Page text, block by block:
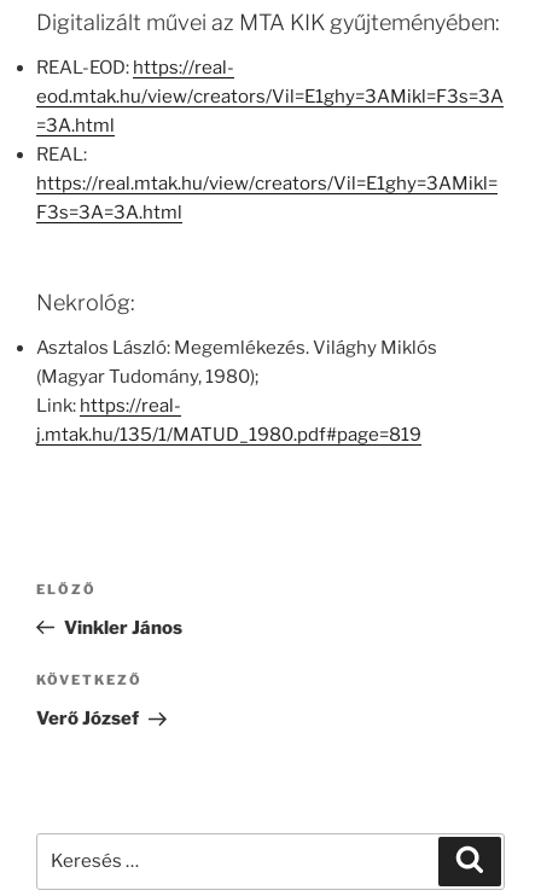
Digitalizált művei az MTA KIK gyűjteményében:
REAL-EOD: https://real-
eod.mtak.hu/view/creators/Vil=E1ghy=3AMikl=F3s=3A
=3A.html
REAL:
https://real.mtak.hu/view/creators/Vil=E1ghy=3AMikl=
F3s=3A=3A.html
Nekrológ:
Asztalos László: Megemlékezés. Világhy Miklós
(Magyar Tudomány, 1980);
Link: https://real-
j.mtak.hu/135/1/MATUD_1980.pdf#page=819
Bejegyzés
Korábbi
bejegyzés
ELŐZŐ
Vinkler János
Következő
bejegyzés
KÖVETKEZŐ
Verő József